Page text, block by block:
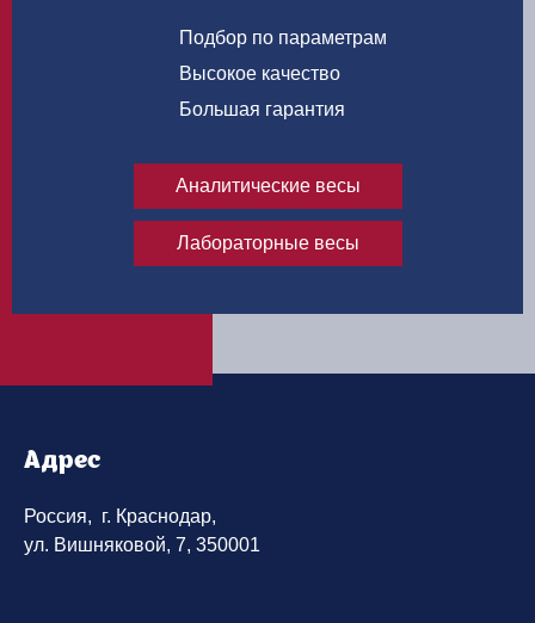
Подбор по параметрам
Высокое качество
Большая гарантия
Аналитические весы
Лабораторные весы
Адрес
Россия, г. Краснодар,
ул. Вишняковой, 7, 350001